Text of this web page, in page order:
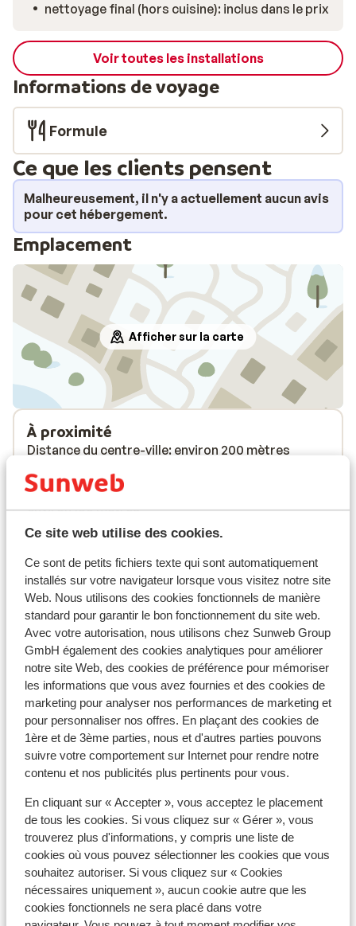
Ce site web utilise des cookies.
Ce sont de petits fichiers texte qui sont automatiquement
installés sur votre navigateur lorsque vous visitez notre site
Web. Nous utilisons des cookies fonctionnels de manière
standard pour garantir le bon fonctionnement du site web.
Avec votre autorisation, nous utilisons chez Sunweb Group
GmbH également des cookies analytiques pour améliorer
notre site Web, des cookies de préférence pour mémoriser
les informations que vous avez fournies et des cookies de
marketing pour analyser nos performances de marketing et
pour personnaliser nos offres. En plaçant des cookies de
1ère et de 3ème parties, nous et d'autres parties pouvons
suivre votre comportement sur Internet pour rendre notre
contenu et nos publicités plus pertinents pour vous.
En cliquant sur « Accepter », vous acceptez le placement
de tous les cookies. Si vous cliquez sur « Gérer », vous
trouverez plus d'informations, y compris une liste de
cookies où vous pouvez sélectionner les cookies que vous
souhaitez autoriser. Si vous cliquez sur « Cookies
nécessaires uniquement », aucun cookie autre que les
cookies fonctionnels ne sera placé dans votre
nettoyage final (hors cuisine): inclus dans le prix
Voir toutes les installations
Informations de voyage
Formule
Ce que les clients pensent
Malheureusement, il n'y a actuellement aucun avis
pour cet hébergement.
Emplacement
Afficher sur la carte
À proximité
Distance du centre-ville: environ 200 mètres
Directement sur les pistes
Distance jusqu'aux remontées mécaniques
environ 100 mètres
Forfait, cours et matériel de ski
Forfait remontées mécaniques
Cours de ski
Matériel de ski
Autres hébergements - Avoriaz
SOWELL COLLECTION Hôtel des Dromonts &
Spa
Résidence Pierre et Vacances Premium L’Amara
Résidence P&V Premium L'Amara - Prix exclusif